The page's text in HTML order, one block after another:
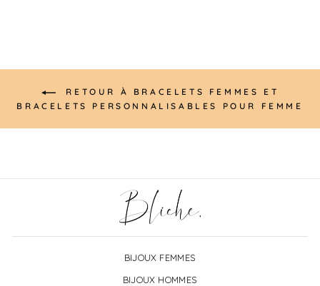
RETOUR À BRACELETS FEMMES ET
BRACELETS PERSONNALISABLES POUR FEMME
BIJOUX FEMMES
BIJOUX HOMMES